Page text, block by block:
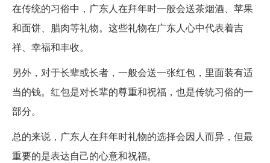
在传统的习俗中，广东人在拜年时一般会送茶烟酒、苹果
和面饼、腊肉等礼物。这些礼物在广东人心中代表着吉
祥、幸福和丰收。
另外，对于长辈或长者，一般会送一张红包，里面装有适
当的钱。红包是对长辈的尊重和祝福，也是传统习俗的一
部分。
总的来说，广东人在拜年时礼物的选择会因人而异，但最
重要的是表达自己的心意和祝福。